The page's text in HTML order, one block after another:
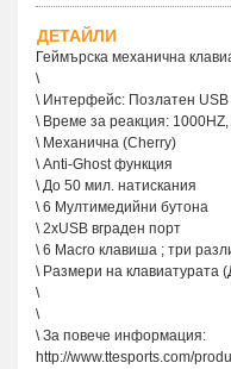
ДЕТАЙЛИ
Геймърска механична
\
\ Интерфейс: Позлатен
\ Време за реакция: 1000HZ,
\ Механична (Cherry)
\ Anti-Ghost функция
\ До 50 мил. натискания
\ 6 Мултимедийни бутона
\ 2xUSB вграден порт
\ 6 Macro клавиша ; три
\ Размери на клавиатурата
\
\
\ За повече информация:
http://www.ttesports.com/